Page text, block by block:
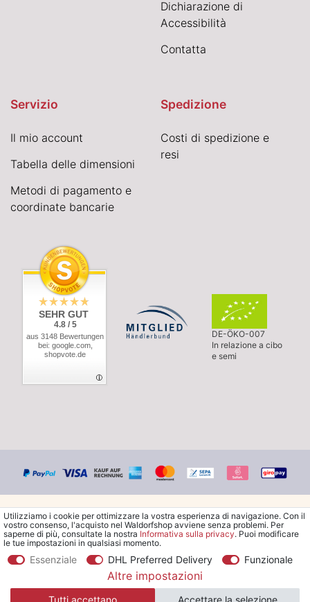
Dichiarazione di
Accessibilità
Contatta
Servizio
Il mio account
Tabella delle dimensioni
Metodi di pagamento e
coordinate bancarie
Spedizione
Costi di spedizione e
resi
SEHR GUT
4.8 / 5
aus 3148 Bewertungen
bei: google.com,
shopvote.de
DE-ÖKO-007
In relazione a cibo
e semi
© Copyright 2026 Waldorfshop |Tutti i diritti riservati.
*Ordina la spedizione gratuita in Italia a partire da 99 €. Sono
escluse le merci ingombranti.
Utilizziamo i cookie per ottimizzare la vostra esperienza di navigazione. Con il
vostro consenso, l'acquisto nel Waldorfshop avviene senza problemi. Per
saperne di più, consultate la nostra Informativa sulla privacy. Puoi modificare
le tue impostazioni in qualsiasi momento.
Essenziale DHL Preferred Delivery Funzionale
Altre impostazioni
Tutti accettano Accettare la selezione